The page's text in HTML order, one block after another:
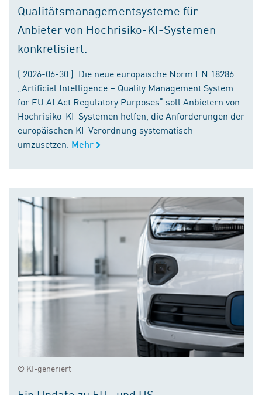
Qualitätsmanagementsysteme für
Anbieter von Hochrisiko-KI-Systemen
konkretisiert.
( 2026-06-30 ) Die neue europäische Norm EN 18286
„Artificial Intelligence – Quality Management System
for EU AI Act Regulatory Purposes“ soll Anbietern von
Hochrisiko-KI-Systemen helfen, die Anforderungen der
europäischen KI-Verordnung systematisch
umzusetzen. Mehr
© KI-generiert